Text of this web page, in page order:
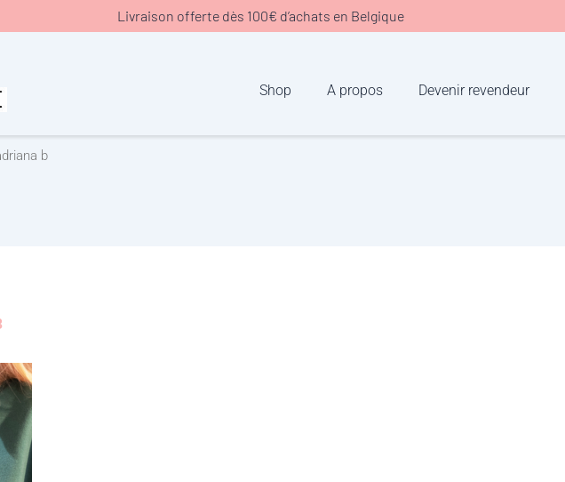
Livraison offerte dès 100€ d’achats en Belgique
Shop A propos Devenir revendeur
b